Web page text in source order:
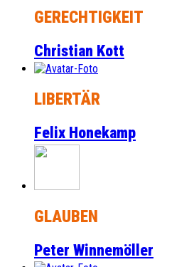
GERECHTIGKEIT
Christian Kott
LIBERTÄR
Felix Honekamp
GLAUBEN
Peter Winnemöller